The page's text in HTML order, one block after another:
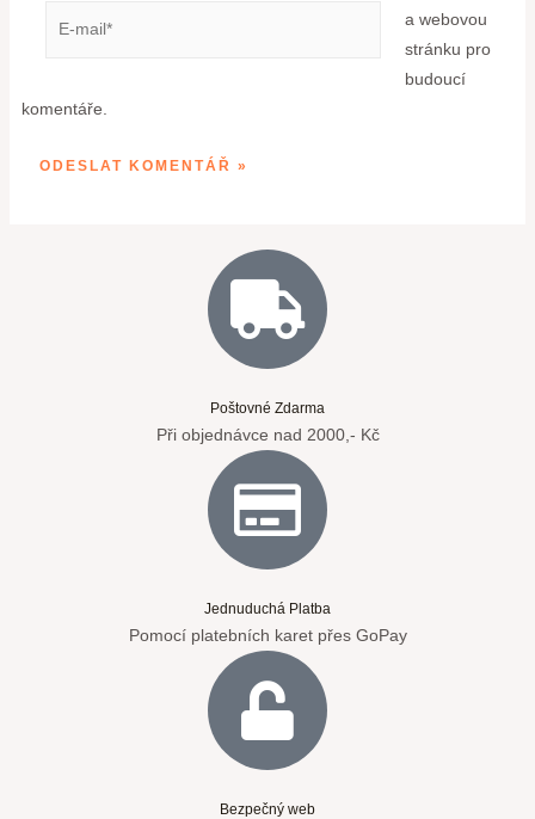
a webovou
stránku pro
budoucí
komentáře.
Poštovné Zdarma
Při objednávce nad 2000,- Kč
Jednuduchá Platba
Pomocí platebních karet přes GoPay
Bezpečný web